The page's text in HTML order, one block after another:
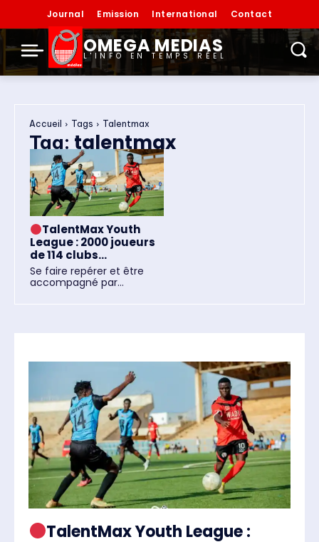
Journal Emission International Contact
OMEGA MEDIAS
L'INFO EN TEMPS RÉEL
Accueil Tags Talentmax
Tag: talentmax
TalentMax Youth
League : 2000 joueurs
de 114 clubs...
Se faire repérer et être
accompagné par...
TalentMax Youth League :